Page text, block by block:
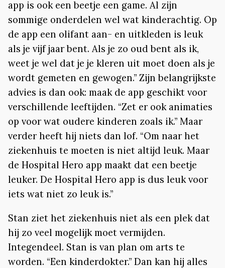
app is ook een beetje een game. Al zijn
sommige onderdelen wel wat kinderachtig. Op
de app een olifant aan- en uitkleden is leuk
als je vijf jaar bent. Als je zo oud bent als ik,
weet je wel dat je je kleren uit moet doen als je
wordt gemeten en gewogen.” Zijn belangrijkste
advies is dan ook: maak de app geschikt voor
verschillende leeftijden. “Zet er ook animaties
op voor wat oudere kinderen zoals ik.” Maar
verder heeft hij niets dan lof. “Om naar het
ziekenhuis te moeten is niet altijd leuk. Maar
de Hospital Hero app maakt dat een beetje
leuker. De Hospital Hero app is dus leuk voor
iets wat niet zo leuk is.”
Stan ziet het ziekenhuis niet als een plek dat
hij zo veel mogelijk moet vermijden.
Integendeel. Stan is van plan om arts te
worden. “Een kinderdokter.” Dan kan hij alles